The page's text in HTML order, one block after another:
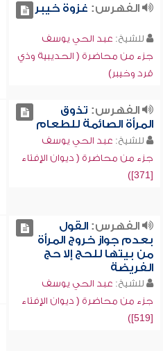
الفهرس: غزوة خيبر
للشيخ: عبد الحي يوسف
جزء من محاضرة ( الحديبية وذي
قرد وخيبر)
الفهرس: تذوق
المرأة الصائمة للطعام
للشيخ: عبد الحي يوسف
جزء من محاضرة ( ديوان الإفتاء
[371])
الفهرس:القول
بعدم جواز خروج المرأة
من بيتها للحج إلا حج
الفريضة
للشيخ: عبد الحي يوسف
جزء من محاضرة ( ديوان الإفتاء
[519])